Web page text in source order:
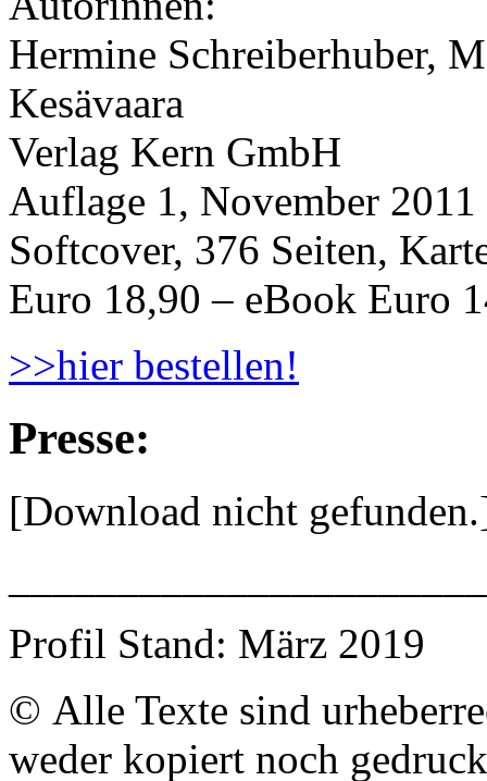
Hermine Schreiberhuber,
Kesävaara
Verlag Kern GmbH
Auflage 1, November 2011
Softcover, 376 Seiten,
Euro 18,90 – eBook Euro
>>hier bestellen!
Presse:
[Download nicht
Profil Stand: März 2019
© Alle Texte sind
weder kopiert noch